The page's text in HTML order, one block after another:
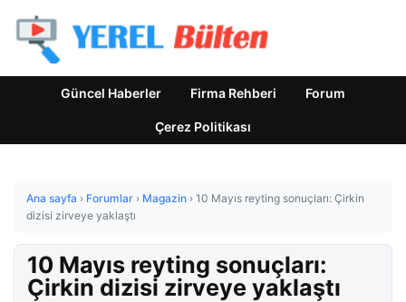
Güncel Haberler Firma Rehberi Forum
Çerez Politikası
Ana sayfa › Forumlar › Magazin › 10 Mayıs reyting sonuçları: Çirkin
dizisi zirveye yaklaştı
10 Mayıs reyting sonuçları:
Çirkin dizisi zirveye yaklaştı